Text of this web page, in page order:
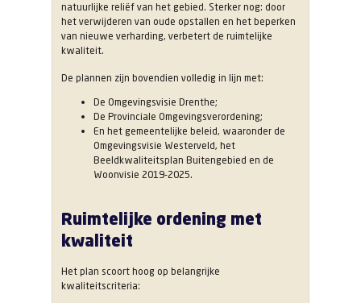
natuurlijke reliëf van het gebied. Sterker nog: door
het verwijderen van oude opstallen en het beperken
van nieuwe verharding, verbetert de ruimtelijke
kwaliteit.
De plannen zijn bovendien volledig in lijn met:
De Omgevingsvisie Drenthe;
De Provinciale Omgevingsverordening;
En het gemeentelijke beleid, waaronder de
Omgevingsvisie Westerveld, het
Beeldkwaliteitsplan Buitengebied en de
Woonvisie 2019-2025.
Ruimtelijke ordening met
kwaliteit
Het plan scoort hoog op belangrijke
kwaliteitscriteria: